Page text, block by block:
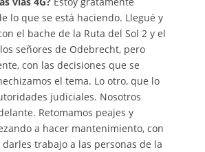
lo que se está haciendo. Llegué y
el bache de la Ruta del Sol 2 y el
señores de Odebrecht, pero
con las decisiones que se
el tema. Lo otro, que lo
judiciales. Nosotros
Retomamos peajes y
a hacer mantenimiento, con
trabajo a las personas de la